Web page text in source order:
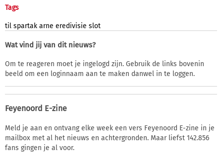
Tags
til spartak arne eredivisie slot
Wat vind jij van dit nieuws?
Om te reageren moet je ingelogd zijn. Gebruik de links bovenin
beeld om een loginnaam aan te maken danwel in te loggen.
Feyenoord E-zine
Meld je aan en ontvang elke week een vers Feyenoord E-zine in je
mailbox met al het nieuws en achtergronden. Maar liefst 142.856
fans gingen je al voor.